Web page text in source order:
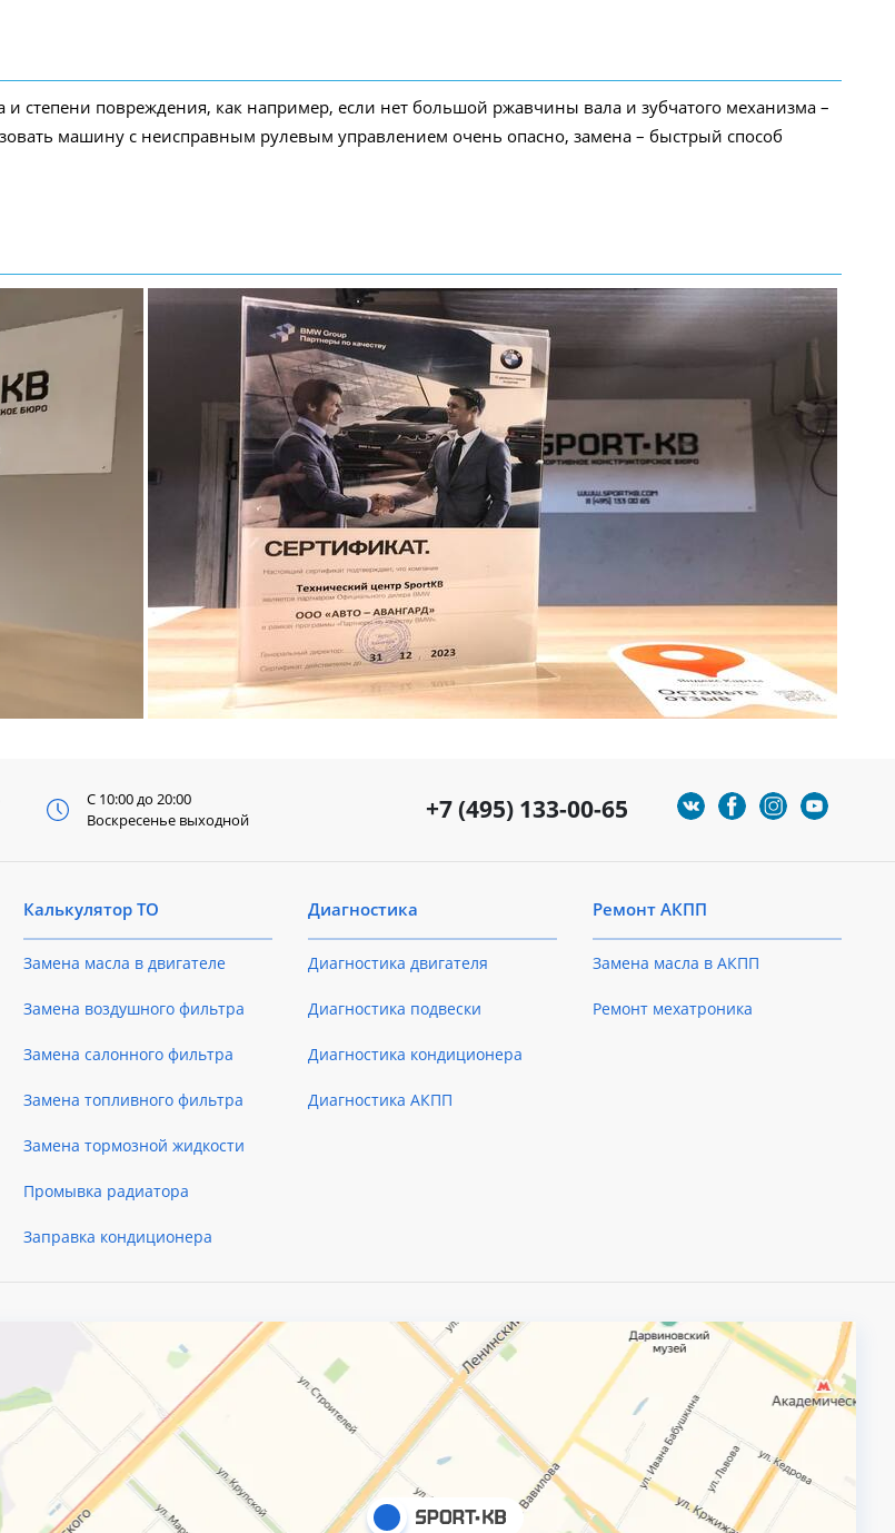
степени повреждения, как например, если нет большой ржавчины вала и зубчатого механизма –
машину с неисправным рулевым управлением очень опасно, замена – быстрый способ
+7 (495) 133-00-65
С 10:00 до 20:00
Воскресенье выходной
Калькулятор ТО
Замена масла в двигателе
Замена воздушного фильтра
Замена салонного фильтра
Замена топливного фильтра
Замена тормозной жидкости
Промывка радиатора
Заправка кондиционера
Диагностика
Диагностика двигателя
Диагностика подвески
Диагностика кондиционера
Диагностика АКПП
Ремонт АКПП
Замена масла в АКПП
Ремонт мехатроника